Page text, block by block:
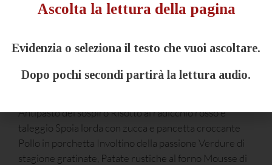
Antipasto del sospiro Risotto al radicchio rosso e
taleggio Spoia lorda con zucca e pancetta croccante
Pollo in porchetta Involtino della passione Verdure di
stagione gratinate, Patate rustiche al forno Mousse di
Ascolta la lettura della pagina
Evidenzia o seleziona il testo che vuoi ascoltare.
Dopo pochi secondi partirà la lettura audio.